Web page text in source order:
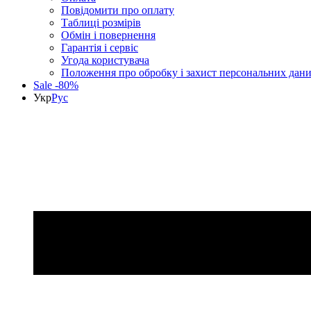
Повідомити про оплату
Таблиці розмірів
Обмін і повернення
Гарантія і сервіс
Угода користувача
Положення про обробку і захист персональних
Sale -80%
УкрРус